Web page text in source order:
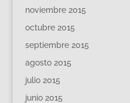
noviembre 2015
octubre 2015
septiembre 2015
agosto 2015
julio 2015
junio 2015